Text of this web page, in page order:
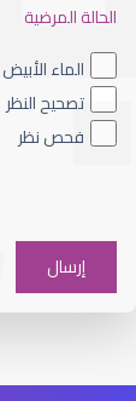
الحالة المرضية
الماء الأبيض
تصحيح النظر
فحص نظر